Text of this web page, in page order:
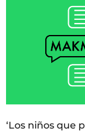
‘Los niños que